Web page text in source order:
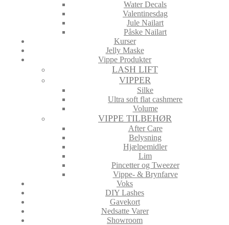
Water Decals
Valentinesdag
Jule Nailart
Påske Nailart
Kurser
Jelly Maske
Vippe Produkter
LASH LIFT
VIPPER
Silke
Ultra soft flat cashmere
Volume
VIPPE TILBEHØR
After Care
Belysning
Hjælpemidler
Lim
Pincetter og Tweezer
Vippe- & Brynfarve
Voks
DIY Lashes
Gavekort
Nedsatte Varer
Showroom